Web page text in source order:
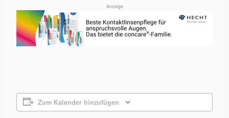
Anzeige
Zum Kalender hinzufügen